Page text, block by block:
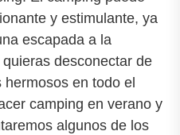
y estimulante, ya
escapada a la
desconectar de
en todo el
camping en verano y
algunos de los